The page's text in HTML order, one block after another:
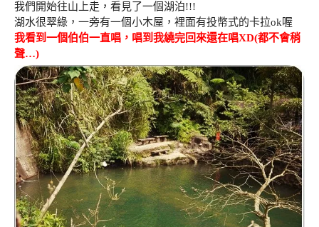
我們開始往山上走，看見了一個湖泊!!!
湖水很翠綠，一旁有一個小木屋，裡面有投幣式的卡拉ok喔
我看到一個伯伯一直唱，唱到我繞完回來還在唱XD(都不會稍
聲…)